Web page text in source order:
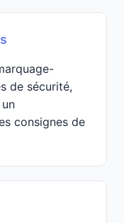
de sécurité,
consignes de